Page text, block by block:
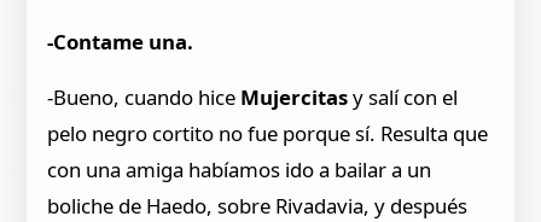
-Contame una.
-Bueno, cuando hice Mujercitasy salí con el
pelo negro cortito no fue porque sí. Resulta que
con una amiga habíamos ido a bailar a un
boliche de Haedo, sobre Rivadavia, y después